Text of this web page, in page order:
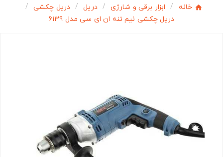
خانه ابزار برقی و شارژی دریل
دریل چکشی
دریل چکشی نیم تنه ان ای سی مدل 6139